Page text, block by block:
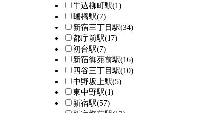
牛込柳町駅(1)
曙橋駅(7)
新宿三丁目駅(34)
都庁前駅(17)
初台駅(7)
新宿御苑前駅(16)
四谷三丁目駅(10)
中野坂上駅(5)
東中野駅(1)
新宿駅(57)